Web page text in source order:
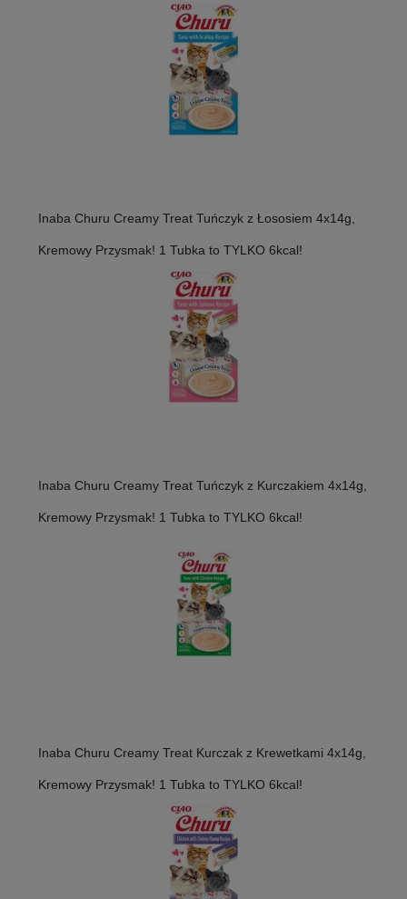
Inaba Churu Creamy Treat Tuńczyk z Łososiem 4x14g,
Kremowy Przysmak! 1 Tubka to TYLKO 6kcal!
Inaba Churu Creamy Treat Tuńczyk z Kurczakiem 4x14g,
Kremowy Przysmak! 1 Tubka to TYLKO 6kcal!
Inaba Churu Creamy Treat Kurczak z Krewetkami 4x14g,
Kremowy Przysmak! 1 Tubka to TYLKO 6kcal!